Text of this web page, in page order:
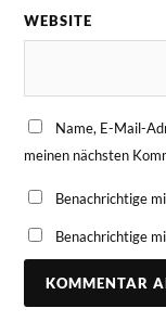
WEBSITE
Name, E-Mail-
meinen nächsten
Benachrichtige
Benachrichtige